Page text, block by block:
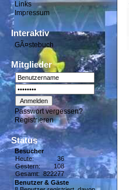
Links
Impressum
Interaktiv
GÃ¤stebuch
Mitglieder
Passwort vergessen?
Registrieren
Status
Besucher
Heute:
36
Gestern:
108
Gesamt: 822277
Benutzer & Gäste